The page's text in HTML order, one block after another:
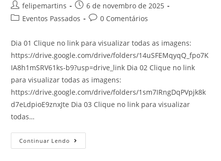
felipemartins
6 de novembro de 2025
Eventos Passados
0 Comentários
Dia 01 Clique no link para visualizar todas as imagens:
https://drive.google.com/drive/folders/14uSFEMqyqQ_fpo7K
IA8h1mSRV61ks-b9?usp=drive_link Dia 02 Clique no link
para visualizar todas as imagens:
https://drive.google.com/drive/folders/1sm7IRngDqPVpjk8k
d7eLdpioE9znxJte Dia 03 Clique no link para visualizar
todas…
Continuar Lendo